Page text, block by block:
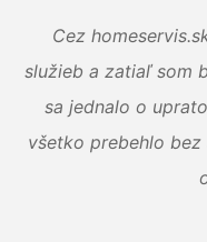
Cez
služieb a zatiaľ som
sa jednalo o
všetko prebehlo